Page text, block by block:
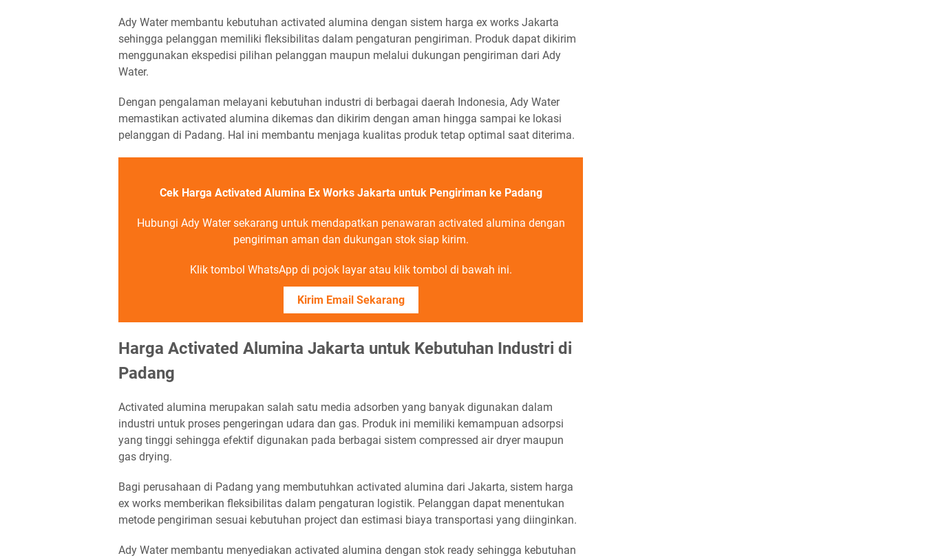
Ady Water membantu kebutuhan activated alumina dengan sistem harga ex works Jakarta
sehingga pelanggan memiliki fleksibilitas dalam pengaturan pengiriman. Produk dapat dikirim
menggunakan ekspedisi pilihan pelanggan maupun melalui dukungan pengiriman dari Ady
Water.
Dengan pengalaman melayani kebutuhan industri di berbagai daerah Indonesia, Ady Water
memastikan activated alumina dikemas dan dikirim dengan aman hingga sampai ke lokasi
pelanggan di Padang. Hal ini membantu menjaga kualitas produk tetap optimal saat diterima.
Cek Harga Activated Alumina Ex Works Jakarta untuk Pengiriman ke Padang
Hubungi Ady Water sekarang untuk mendapatkan penawaran activated alumina dengan
pengiriman aman dan dukungan stok siap kirim.
Klik tombol WhatsApp di pojok layar atau klik tombol di bawah ini.
Kirim Email Sekarang
Harga Activated Alumina Jakarta untuk Kebutuhan Industri di
Padang
Activated alumina merupakan salah satu media adsorben yang banyak digunakan dalam
industri untuk proses pengeringan udara dan gas. Produk ini memiliki kemampuan adsorpsi
yang tinggi sehingga efektif digunakan pada berbagai sistem compressed air dryer maupun
gas drying.
Bagi perusahaan di Padang yang membutuhkan activated alumina dari Jakarta, sistem harga
ex works memberikan fleksibilitas dalam pengaturan logistik. Pelanggan dapat menentukan
metode pengiriman sesuai kebutuhan project dan estimasi biaya transportasi yang diinginkan.
Ady Water membantu menyediakan activated alumina dengan stok ready sehingga kebutuhan